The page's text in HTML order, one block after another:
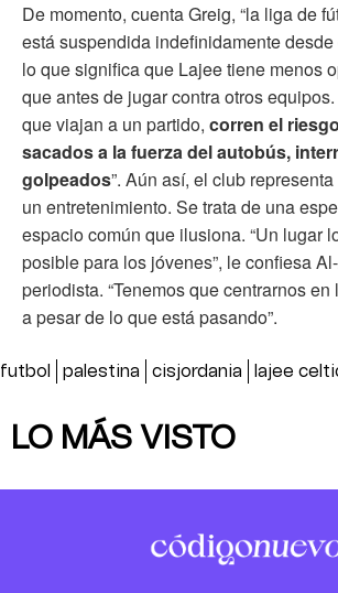
De momento, cuenta Greig, “la liga de
está suspendida indefinidamente
lo que significa que Lajee tiene menos
que antes de jugar contra otros
que viajan a un partido, corren el
sacados a la fuerza del autobús,
golpeados”. Aún así, el club
un entretenimiento. Se trata de una
espacio común que ilusiona. “Un lugar
posible para los jóvenes”, le confiesa
periodista. “Tenemos que centrarnos
a pesar de lo que está pasando”.
futbol palestina cisjordania lajee
LO MÁS VISTO